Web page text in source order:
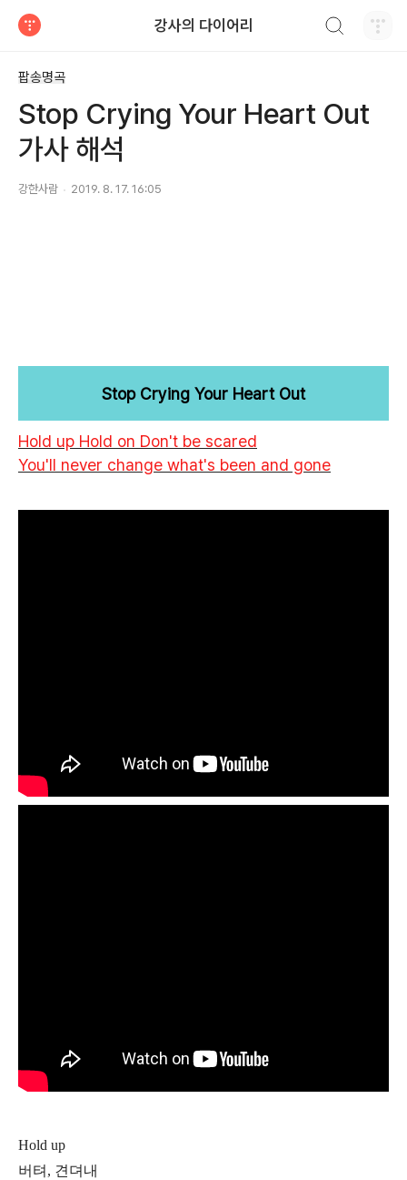
강사의 다이어리
팝송명곡
Stop Crying Your Heart Out
가사 해석
강한사람 2019. 8. 17. 16:05
Stop Crying Your Heart Out
Hold up Hold on Don't be scared
You'll never change what's been and gone
Hold up
버텨, 견뎌내